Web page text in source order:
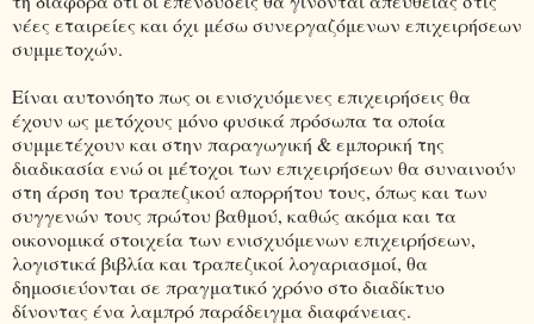
νέες εταιρείες και όχι μέσω συνεργαζόμενων επιχειρήσεων
συμμετοχών.
Είναι αυτονόητο πως οι ενισχυόμενες επιχειρήσεις θα
έχουν ως μετόχους μόνο φυσικά πρόσωπα τα οποία
συμμετέχουν και στην παραγωγική & εμπορική της
διαδικασία ενώ οι μέτοχοι των επιχειρήσεων θα συναινούν
στη άρση του τραπεζικού απορρήτου τους, όπως και των
συγγενών τους πρώτου βαθμού, καθώς ακόμα και τα
οικονομικά στοιχεία των ενισχυόμενων επιχειρήσεων,
λογιστικά βιβλία και τραπεζικοί λογαριασμοί, θα
δημοσιεύονται σε πραγματικό χρόνο στο διαδίκτυο
δίνοντας ένα λαμπρό παράδειγμα διαφάνειας.